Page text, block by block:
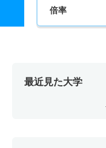
倍率
最近見た大学